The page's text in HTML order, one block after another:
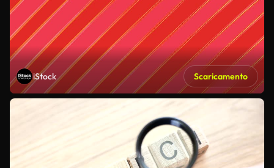
iStock Scaricamento